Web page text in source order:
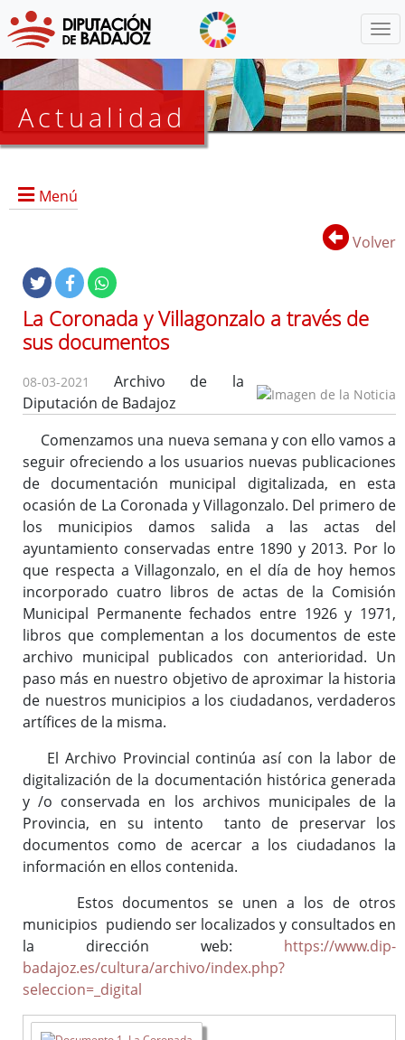
Actualidad
Menú
Noticias
Lista
de
distribución
Volver
La Coronada y Villagonzalo a través de
sus documentos
08-03-2021
Archivo de la
Diputación de Badajoz
Comenzamos una nueva semana y con ello vamos a
seguir ofreciendo a los usuarios nuevas publicaciones
de documentación municipal digitalizada, en esta
ocasión de La Coronada y Villagonzalo. Del primero de
los municipios damos salida a las actas del
ayuntamiento conservadas entre 1890 y 2013. Por lo
que respecta a Villagonzalo, en el día de hoy hemos
incorporado cuatro libros de actas de la Comisión
Municipal Permanente fechados entre 1926 y 1971,
libros que complementan a los documentos de este
archivo municipal publicados con anterioridad. Un
paso más en nuestro objetivo de aproximar la historia
de nuestros municipios a los ciudadanos, verdaderos
artífices de la misma.
El Archivo Provincial continúa así con la labor de
digitalización de la documentación histórica generada
y /o conservada en los archivos municipales de la
Provincia, en su intento tanto de preservar los
documentos como de acercar a los ciudadanos la
información en ellos contenida.
Estos documentos se unen a los de otros
municipios pudiendo ser localizados y consultados en
la dirección web: https://www.dip-
badajoz.es/cultura/archivo/index.php?
seleccion=_digital